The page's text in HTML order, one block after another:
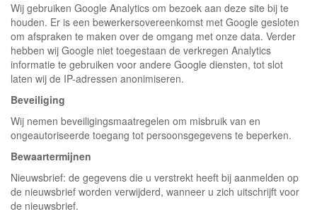
Wij gebruiken Google Analytics om bezoek aan deze site bij te
houden. Er is een bewerkersovereenkomst met Google gesloten
om afspraken te maken over de omgang met onze data. Verder
hebben wij Google niet toegestaan de verkregen Analytics
informatie te gebruiken voor andere Google diensten, tot slot
laten wij de IP-adressen anonimiseren.
Beveiliging
Wij nemen beveiligingsmaatregelen om misbruik van en
ongeautoriseerde toegang tot persoonsgegevens te beperken.
Bewaartermijnen
Nieuwsbrief: de gegevens die u verstrekt heeft bij aanmelden op
de nieuwsbrief worden verwijderd, wanneer u zich uitschrijft voor
de nieuwsbrief.